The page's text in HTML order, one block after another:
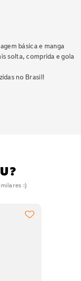
básica e manga
solta, comprida e gola
no Brasil!
:)